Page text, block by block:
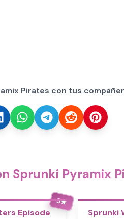
Pirates con tus
Sprunki Pyramix
5★
Episode
Sprunki